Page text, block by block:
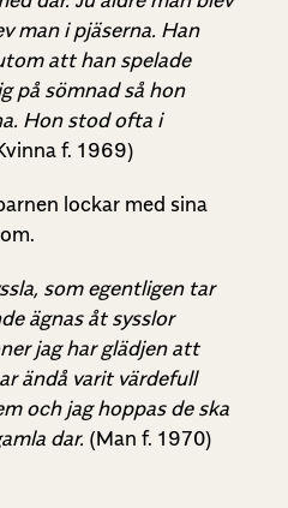
man i pjäserna. Han
att han spelade
på sömnad så hon
Hon stod ofta i
f. 1969)
lockar med sina
som egentligen tar
ägnas åt sysslor
jag har glädjen att
ändå varit värdefull
och jag hoppas de ska
dar. (Man f. 1970)